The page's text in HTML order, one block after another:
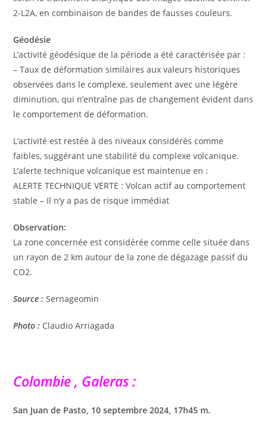
2-L2A, en combinaison de bandes de fausses couleurs.
Géodésie
L’activité géodésique de la période a été caractérisée par :
– Taux de déformation similaires aux valeurs historiques
observées dans le complexe, seulement avec une légère
diminution, qui n’entraîne pas de changement évident dans
le comportement de déformation.
L’activité est restée à des niveaux considérés comme
faibles, suggérant une stabilité du complexe volcanique.
L’alerte technique volcanique est maintenue en :
ALERTE TECHNIQUE VERTE : Volcan actif au comportement
stable – Il n’y a pas de risque immédiat
Observation:
La zone concernée est considérée comme celle située dans
un rayon de 2 km autour de la zone de dégazage passif du
CO2.
Source : Sernageomin
Photo : Claudio Arriagada
Colombie , Galeras :
San Juan de Pasto, 10 septembre 2024, 17h45 m.